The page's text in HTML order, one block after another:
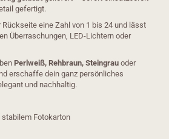
gefertigt.
eine Zahl von 1 bis 24 und lässt
Überraschungen, LED-Lichtern oder
Perlweiß, Rehbraun, Steingrau oder
erschaffe dein ganz persönliches
und nachhaltig.
Fotokarton